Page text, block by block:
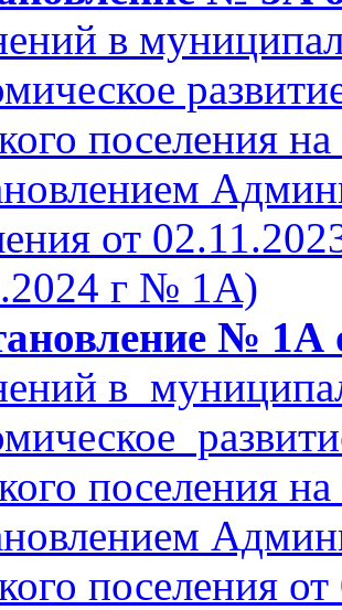
в
поселения
от
г № 1А)
№ 1А
в
поселения
поселения